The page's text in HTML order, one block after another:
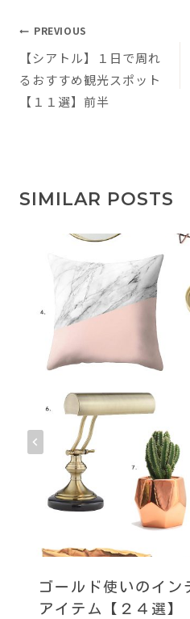
投
稿
ナ
ー
PREVIOUS
【シアトル】１日で周れ
るおすすめ観光スポット
【１１選】前半
SIMILAR POSTS
ゴールド使いのイン
アイテム【２４選】